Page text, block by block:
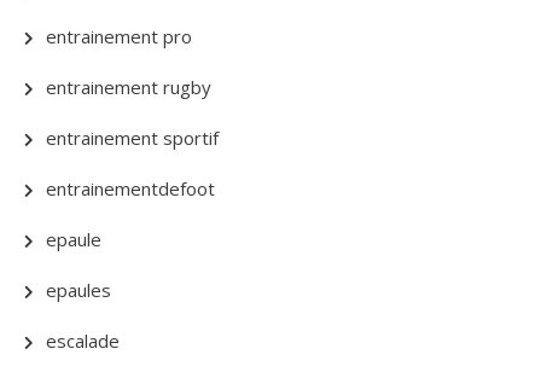
entrainement pro
entrainement rugby
entrainement sportif
entrainementdefoot
epaule
epaules
escalade